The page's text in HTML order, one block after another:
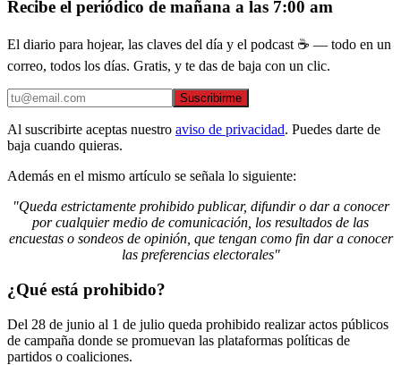
Recibe el periódico de mañana a las 7:00 am
El diario para hojear, las claves del día y el podcast ☕ — todo en un
correo, todos los días. Gratis, y te das de baja con un clic.
Suscribirme
Al suscribirte aceptas nuestro aviso de privacidad. Puedes darte de
baja cuando quieras.
Además en el mismo artículo se señala lo siguiente:
"Queda estrictamente prohibido publicar, difundir o dar a conocer
por cualquier medio de comunicación, los resultados de las
encuestas o sondeos de opinión, que tengan como fin dar a conocer
las preferencias electorales"
¿Qué está prohibido?
Del 28 de junio al 1 de julio queda prohibido realizar actos públicos
de campaña donde se promuevan las plataformas políticas de
partidos o coaliciones.